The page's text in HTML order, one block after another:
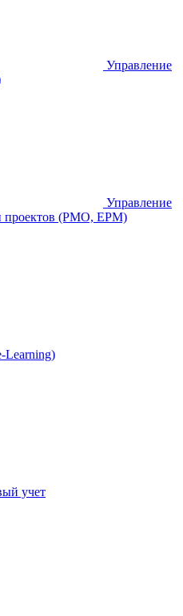
Управление
Управление
(PMO, EPM)
Learning)
учет